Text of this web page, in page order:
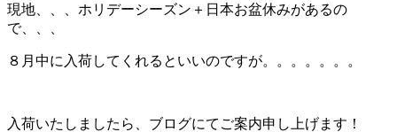
現地、、、ホリデーシーズン＋日本お盆休みがあるの
で、、、
８月中に入荷してくれるといいのですが。。。。。。。
入荷いたしましたら、ブログにてご案内申し上げます！